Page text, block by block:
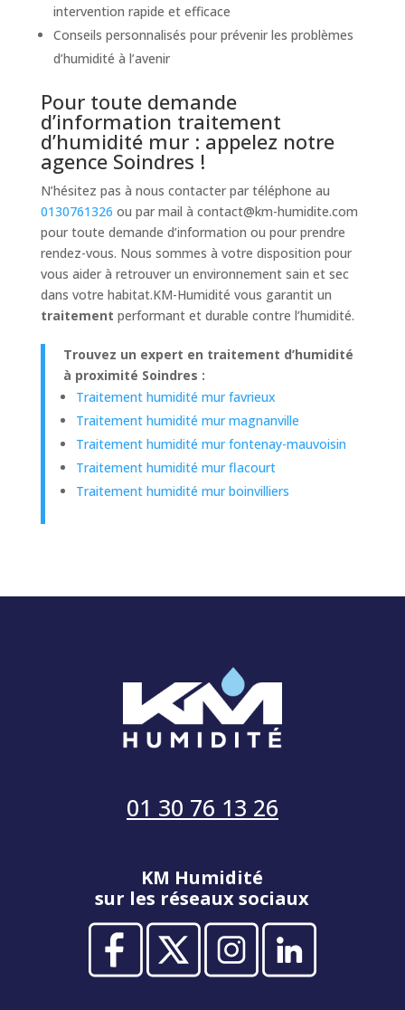
intervention rapide et efficace
Conseils personnalisés pour prévenir les problèmes
d’humidité à l’avenir
Pour toute demande
d’information traitement
d’humidité mur : appelez notre
agence Soindres !
N’hésitez pas à nous contacter par téléphone au
0130761326 ou par mail à contact@km-humidite.com
pour toute demande d’information ou pour prendre
rendez-vous. Nous sommes à votre disposition pour
vous aider à retrouver un environnement sain et sec
dans votre habitat.KM-Humidité vous garantit un
traitement performant et durable contre l’humidité.
Trouvez un expert en traitement d’humidité
à proximité Soindres :
Traitement humidité mur favrieux
Traitement humidité mur magnanville
Traitement humidité mur fontenay-mauvoisin
Traitement humidité mur flacourt
Traitement humidité mur boinvilliers
01 30 76 13 26
KM Humidité
sur les réseaux sociaux